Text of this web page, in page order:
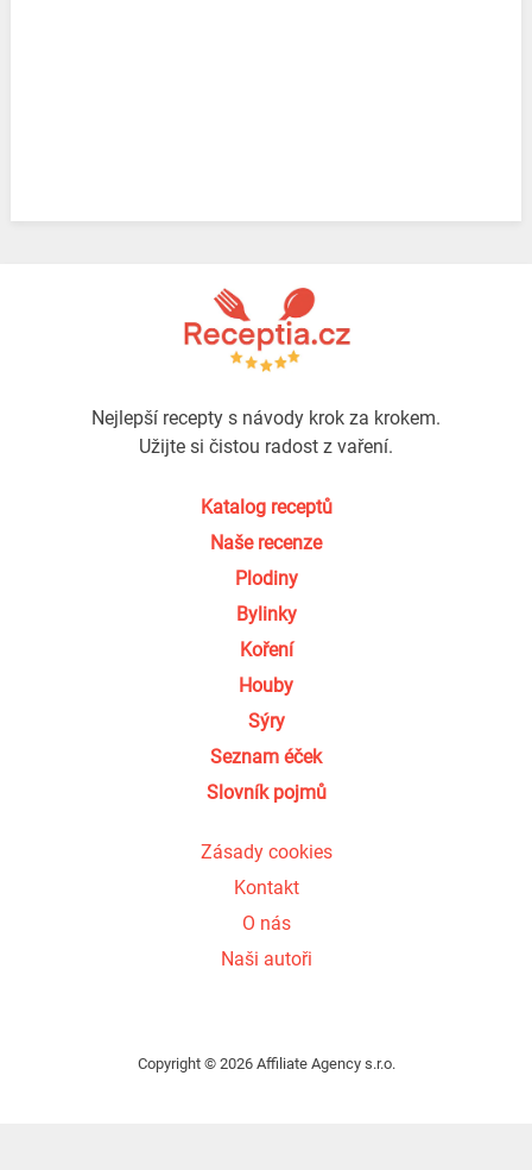
Nejlepší recepty s návody krok za krokem.
Užijte si čistou radost z vaření.
Katalog receptů
Naše recenze
Plodiny
Bylinky
Koření
Houby
Sýry
Seznam éček
Slovník pojmů
Zásady cookies
Kontakt
O nás
Naši autoři
Copyright © 2026 Affiliate Agency s.r.o.